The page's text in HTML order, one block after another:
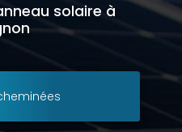
solaire à